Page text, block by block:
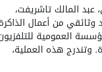
المالك تاشريفت،
وثائقي من أعمال
العمومية
وتندرج هذه العملية،